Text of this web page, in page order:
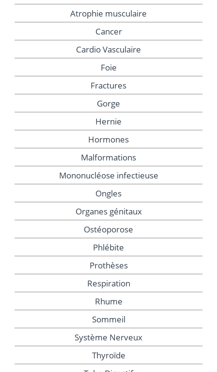
Atrophie musculaire
Cancer
Cardio Vasculaire
Foie
Fractures
Gorge
Hernie
Hormones
Malformations
Mononucléose infectieuse
Ongles
Organes génitaux
Ostéoporose
Phlébite
Prothèses
Respiration
Rhume
Sommeil
Système Nerveux
Thyroïde